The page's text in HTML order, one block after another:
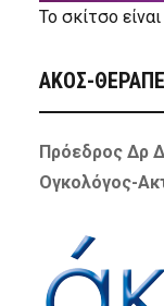
Το σκίτσο
ΑΚΟΣ-
Πρόεδρος Δρ
Ογκολόγος-